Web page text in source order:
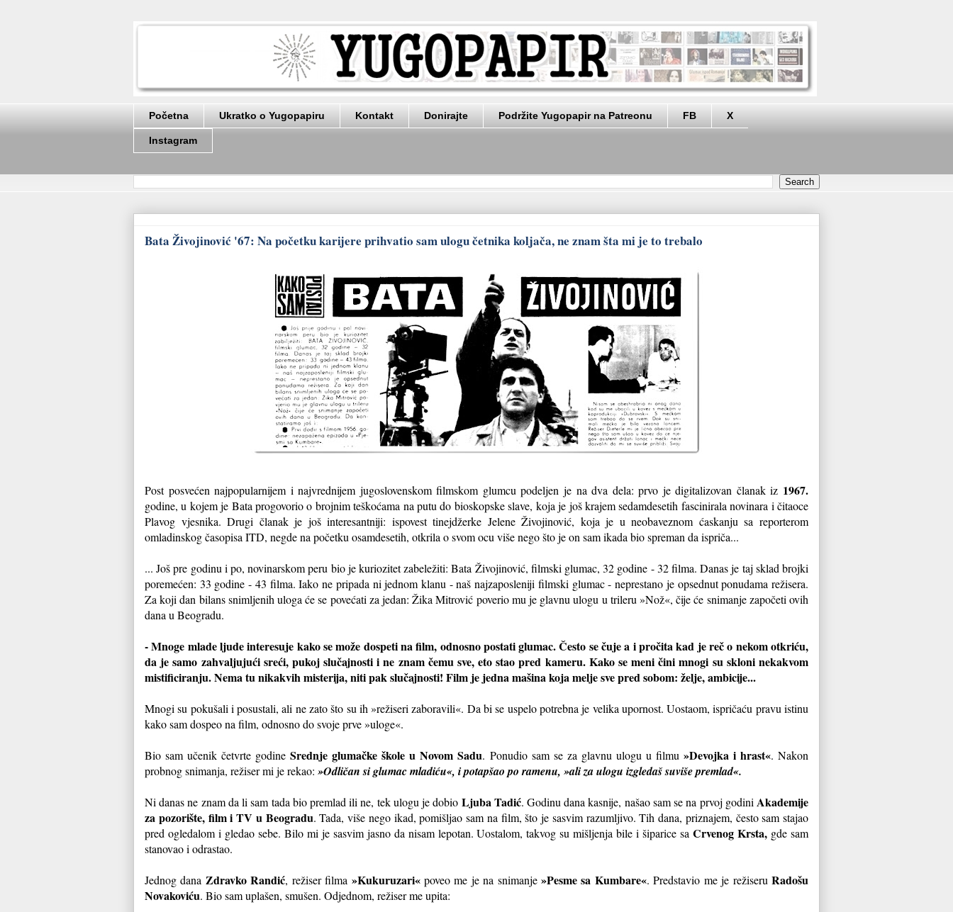
Početna Ukratko o Yugopapiru Kontakt Donirajte Podržite Yugopapir na Patreonu FB X
Instagram
Bata Živojinović '67: Na početku karijere prihvatio sam ulogu četnika koljača, ne znam šta mi je to trebalo
Post posvećen najpopularnijem i najvrednijem jugoslovenskom filmskom glumcu podeljen je na dva dela: prvo je digitalizovan članak iz 1967.
godine, u kojem je Bata progovorio o brojnim teškoćama na putu do bioskopske slave, koja je još krajem sedamdesetih fascinirala novinara i čitaoce
Plavog vjesnika. Drugi članak je još interesantniji: ispovest tinejdžerke Jelene Živojinović, koja je u neobaveznom ćaskanju sa reporterom
omladinskog časopisa ITD, negde na početku osamdesetih, otkrila o svom ocu više nego što je on sam ikada bio spreman da ispriča...
... Još pre godinu i po, novinarskom peru bio je kuriozitet zabeležiti: Bata Živojinović, filmski glumac, 32 godine - 32 filma. Danas je taj sklad brojki
poremećen: 33 godine - 43 filma. Iako ne pripada ni jednom klanu - naš najzaposleniji filmski glumac - neprestano je opsednut ponudama režisera.
Za koji dan bilans snimljenih uloga će se povećati za jedan: Žika Mitrović poverio mu je glavnu ulogu u trileru »Nož«, čije će snimanje započeti ovih
dana u Beogradu.
- Mnoge mlade ljude interesuje kako se može dospeti na film, odnosno postati glumac. Često se čuje a i pročita kad je reč o nekom otkriću,
da je samo zahvaljujući sreći, pukoj slučajnosti i ne znam čemu sve, eto stao pred kameru. Kako se meni čini mnogi su skloni nekakvom
mistificiranju. Nema tu nikakvih misterija, niti pak slučajnosti! Film je jedna mašina koja melje sve pred sobom: želje, ambicije...
Mnogi su pokušali i posustali, ali ne zato što su ih »režiseri zaboravili«. Da bi se uspelo potrebna je velika upornost. Uostaom, ispričaću pravu istinu
kako sam dospeo na film, odnosno do svoje prve »uloge«.
Bio sam učenik četvrte godineSrednje glumačke škole u Novom Sadu. Ponudio sam se za glavnu ulogu u filmu »Devojka i hrast«. Nakon
probnog snimanja, režiser mi je rekao: »Odličan si glumac mladiću«, i potapšao po ramenu, »ali za ulogu izgledaš suviše premlad«.
Ni danas ne znam da li sam tada bio premlad ili ne, tek ulogu je dobio Ljuba Tadić. Godinu dana kasnije, našao sam se na prvoj godini Akademije
za pozorište, film i TV u Beogradu. Tada, više nego ikad, pomišljao sam na film, što je sasvim razumljivo. Tih dana, priznajem, često sam stajao
pred ogledalom i gledao sebe. Bilo mi je sasvim jasno da nisam lepotan. Uostalom, takvog su mišljenja bile i šiparice saCrvenog Krsta, gde sam
stanovao i odrastao.
Jednog dana Zdravko Randić, režiser filma »Kukuruzari«poveo me je na snimanje»Pesme sa Kumbare«. Predstavio me je režiseruRadošu
Novakoviću. Bio sam uplašen, smušen. Odjednom, režiser me upita: